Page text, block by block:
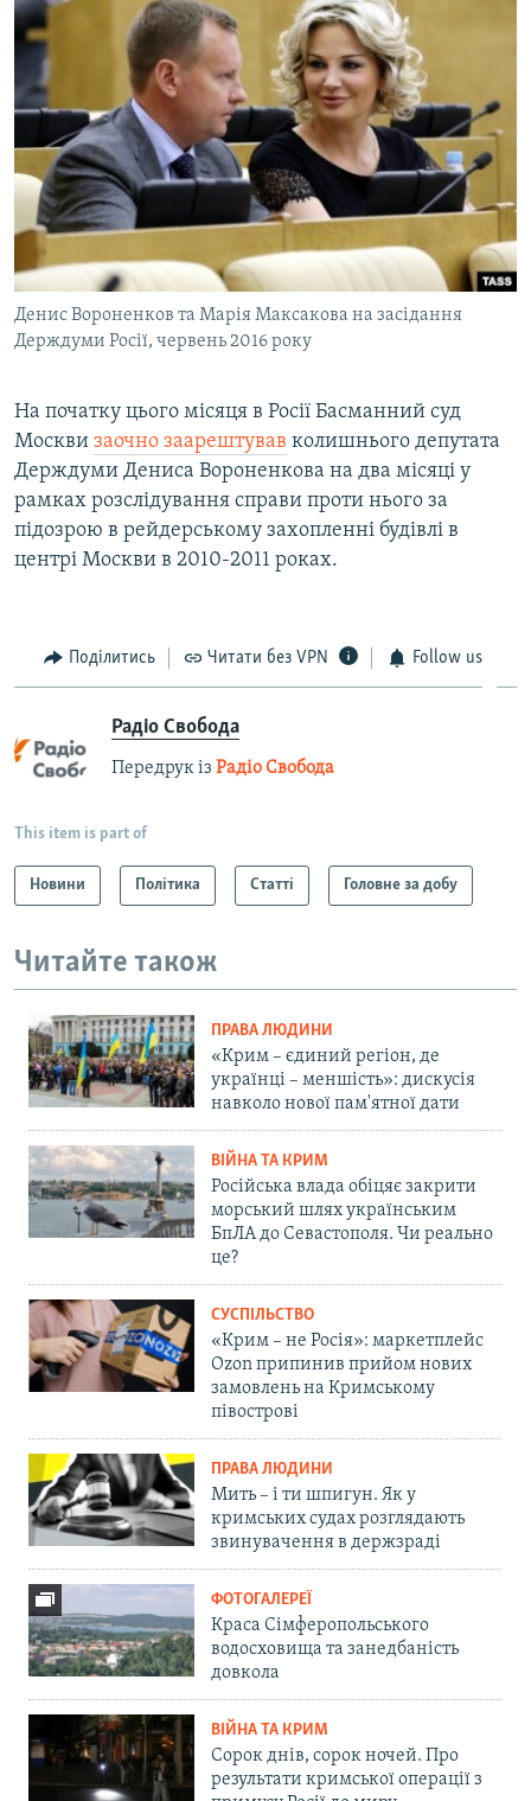
Денис Вороненков та Марія Максакова на засідання
Держдуми Росії, червень 2016 року
На початку цього місяця в Росії Басманний суд
Москви заочно заарештував колишнього депутата
Держдуми Дениса Вороненкова на два місяці у
рамках розслідування справи проти нього за
підозрою в рейдерському захопленні будівлі в
центрі Москви в 2010-2011 роках.
Поділитись Читати без VPN Follow us
Радіо Свобода
Передрук із Радіо Свобода
This item is part of
Новини Політика Статті Головне за добу
Читайте також
ПРАВА ЛЮДИНИ
«Крим – єдиний регіон, де
українці – меншість»: дискусія
навколо нової пам'ятної дати
ВІЙНА ТА КРИМ
Російська влада обіцяє закрити
морський шлях українським
БпЛА до Севастополя. Чи реально
це?
СУСПІЛЬСТВО
«Крим – не Росія»: маркетплейс
Ozon припинив прийом нових
замовлень на Кримському
півострові
ПРАВА ЛЮДИНИ
Мить – і ти шпигун. Як у
кримських судах розглядають
звинувачення в держзраді
ФОТОГАЛЕРЕЇ
Краса Сімферопольського
водосховища та занедбаність
довкола
ВІЙНА ТА КРИМ
Сорок днів, сорок ночей. Про
результати кримської операції з